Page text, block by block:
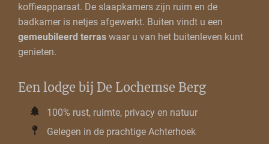
koffieapparaat. De slaapkamers zijn ruim en de
badkamer is netjes afgewerkt. Buiten vindt u een
gemeubileerd terras waar u van het buitenleven kunt
genieten.
Een lodge bij De Lochemse Berg
100% rust, ruimte, privacy en natuur
Gelegen in de prachtige Achterhoek